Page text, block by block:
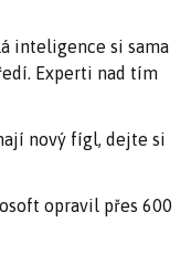
inteligence si sama
Experti nad tím
nový fígl, dejte si
opravil přes 600